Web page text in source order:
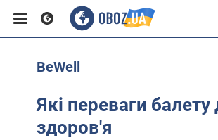
Європа
США
BeWell
Які переваги балету
здоров'я